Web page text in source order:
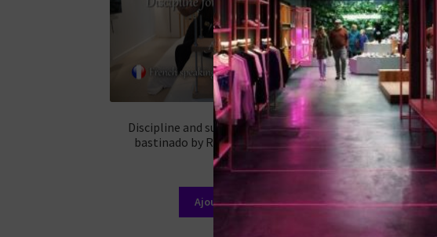
Discipline and submission for tickles and
bastinado by Romy (English subtitles)
14,99
Ajouter au panier